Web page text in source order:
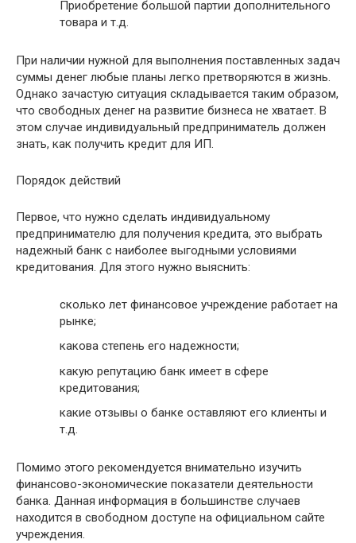
Приобретение большой партии дополнительного
товара и т.д.
При наличии нужной для выполнения поставленных задач
суммы денег любые планы легко претворяются в жизнь.
Однако зачастую ситуация складывается таким образом,
что свободных денег на развитие бизнеса не хватает. В
этом случае индивидуальный предприниматель должен
знать, как получить кредит для ИП.
Порядок действий
Первое, что нужно сделать индивидуальному
предпринимателю для получения кредита, это выбрать
надежный банк с наиболее выгодными условиями
кредитования. Для этого нужно выяснить:
сколько лет финансовое учреждение работает на
рынке;
какова степень его надежности;
какую репутацию банк имеет в сфере
кредитования;
какие отзывы о банке оставляют его клиенты и
т.д.
Помимо этого рекомендуется внимательно изучить
финансово-экономические показатели деятельности
банка. Данная информация в большинстве случаев
находится в свободном доступе на официальном сайте
учреждения.